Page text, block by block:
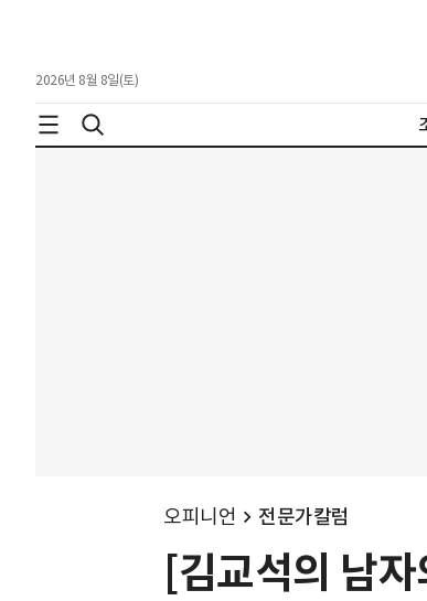
2026년 8월 8일(토)
오피니언 전문가칼럼
[김교석의 남